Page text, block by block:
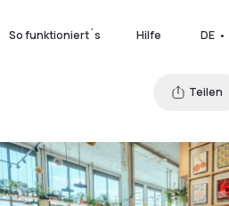
So funktioniert´s Hilfe DE •
Teilen